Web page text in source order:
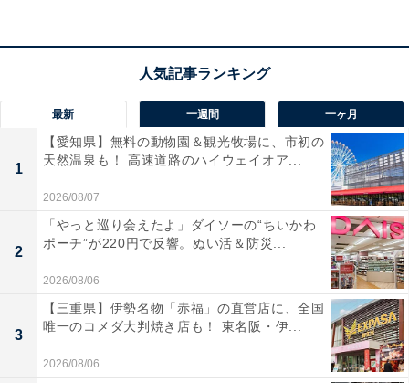
呂とも源泉かけ流しで大満足でした」「食事は丁寧に作
す。肌に優しい温泉で癒やされたい人や、地元の食材を
使った料理を味わいたい人におすすめの宿です。
【芦ノ湖温泉の人気ホテル】「箱根・芦ノ湖
はなをり」が選ばれる理由
※掲載されている情報は記事公開時のものです。あらか
じめご了承ください。また、記事中の宿泊プランを予約
すると、売上の一部がオールアバウトに還元されること
があります。
最新 一週間 一ヶ月
1
【愛知県】無料の動物園＆観光牧場に、市初の
天然温泉も！ 高速道路のハイウェイオア...
2026/08/07
2
「やっと巡り会えたよ」ダイソーの“ちいかわ
ポーチ”が220円で反響。ぬい活＆防災...
2026/08/06
3
【三重県】伊勢名物「赤福」の直営店に、全国
唯一のコメダ大判焼き店も！ 東名阪・伊...
2026/08/06